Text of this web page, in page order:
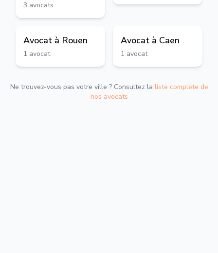
3 avocats
Avocat à Rouen
1 avocat
Avocat à Caen
1 avocat
Ne trouvez-vous pas votre ville ? Consultez la liste complète de
nos avocats